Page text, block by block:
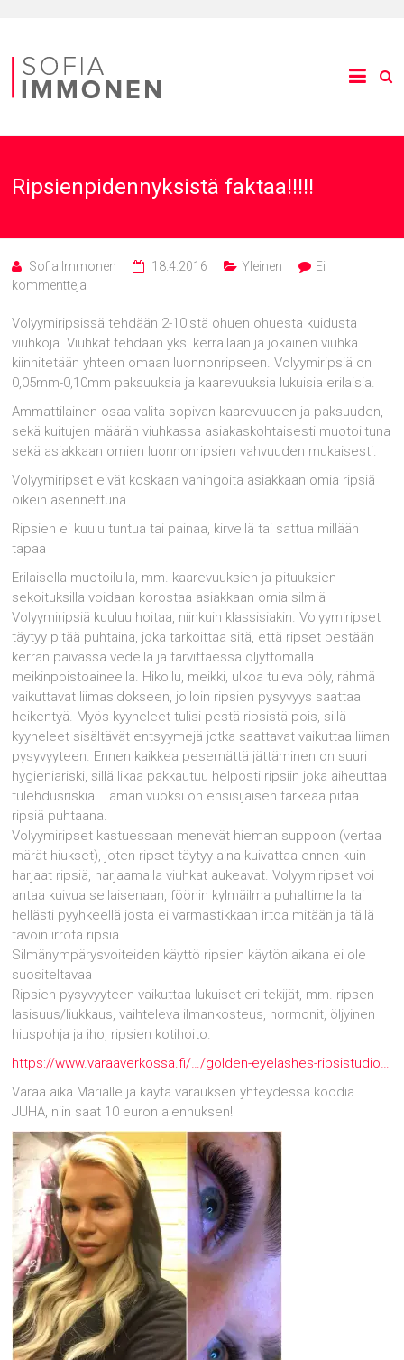
Ripsienpidennyksistä faktaa!!!!!
Sofia Immonen 18.4.2016 Yleinen
Ei
kommentteja
Volyymiripsissä tehdään 2-10:stä ohuen ohuesta kuidusta
viuhkoja. Viuhkat tehdään yksi kerrallaan ja jokainen viuhka
kiinnitetään yhteen omaan luonnonripseen. Volyymiripsiä on
0,05mm-0,10mm paksuuksia ja kaarevuuksia lukuisia erilaisia.
Ammattilainen osaa valita sopivan kaarevuuden ja paksuuden,
sekä kuitujen määrän viuhkassa asiakaskohtaisesti muotoiltuna
sekä asiakkaan omien luonnonripsien vahvuuden mukaisesti.
Volyymiripset eivät koskaan vahingoita asiakkaan omia ripsiä
oikein asennettuna.
Ripsien ei kuulu tuntua tai painaa, kirvellä tai sattua millään
tapaa
Erilaisella muotoilulla, mm. kaarevuuksien ja pituuksien
sekoituksilla voidaan korostaa asiakkaan omia silmiä
Volyymiripsiä kuuluu hoitaa, niinkuin klassisiakin. Volyymiripset
täytyy pitää puhtaina, joka tarkoittaa sitä, että ripset pestään
kerran päivässä vedellä ja tarvittaessa öljyttömällä
meikinpoistoaineella. Hikoilu, meikki, ulkoa tuleva pöly, rähmä
vaikuttavat liimasidokseen, jolloin ripsien pysyvyys saattaa
heikentyä. Myös kyyneleet tulisi pestä ripsistä pois, sillä
kyyneleet sisältävät entsyymejä jotka saattavat vaikuttaa liiman
pysyvyyteen. Ennen kaikkea pesemättä jättäminen on suuri
hygieniariski, sillä likaa pakkautuu helposti ripsiin joka aiheuttaa
tulehdusriskiä. Tämän vuoksi on ensisijaisen tärkeää pitää
ripsiä puhtaana.
Volyymiripset kastuessaan menevät hieman suppoon (vertaa
märät hiukset), joten ripset täytyy aina kuivattaa ennen kuin
harjaat ripsiä, harjaamalla viuhkat aukeavat. Volyymiripset voi
antaa kuivua sellaisenaan, föönin kylmäilma puhaltimella tai
hellästi pyyhkeellä josta ei varmastikkaan irtoa mitään ja tällä
tavoin irrota ripsiä.
Silmänympärysvoiteiden käyttö ripsien käytön aikana ei ole
suositeltavaa
Ripsien pysyvyyteen vaikuttaa lukuiset eri tekijät, mm. ripsen
lasisuus/liukkaus, vaihteleva ilmankosteus, hormonit, öljyinen
hiuspohja ja iho, ripsien kotihoito.
https://www.varaaverkossa.fi/…/golden-eyelashes-ripsistudio…
Varaa aika Marialle ja käytä varauksen yhteydessä koodia
JUHA, niin saat 10 euron alennuksen!